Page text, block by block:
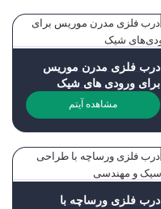
درب فلزی مدرن موریس
برای ورودی های شیک
مشاهده آیتم
درب فلزی ورساچه با